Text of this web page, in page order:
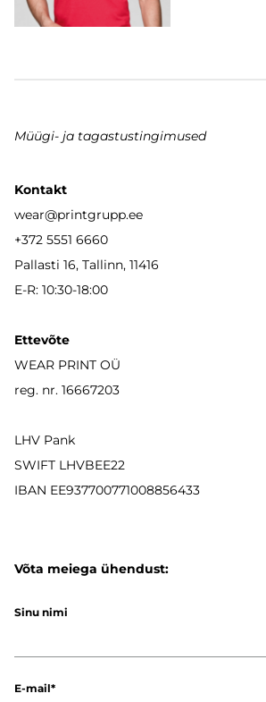
Müügi- ja tagastustingimused
Kontakt
wear@printgrupp.ee
+372 5551 6660
Pallasti 16, Tallinn, 11416
E-R: 10:30-18:00
Ettevõte
WEAR PRINT OÜ
reg. nr. 16667203
LHV Pank
SWIFT LHVBEE22
IBAN EE937700771008856433
Võta meiega ühendust:
Sinu nimi
E-mail